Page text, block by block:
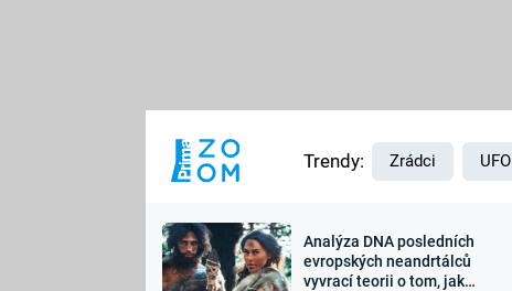
Výročí
Trendy: Zrádci UFO
Analýza DNA posledních
evropských neandrtálců
vyvrací teorii o tom, jak